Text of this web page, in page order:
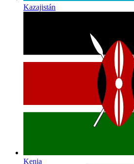
Kazajistán
Kenia